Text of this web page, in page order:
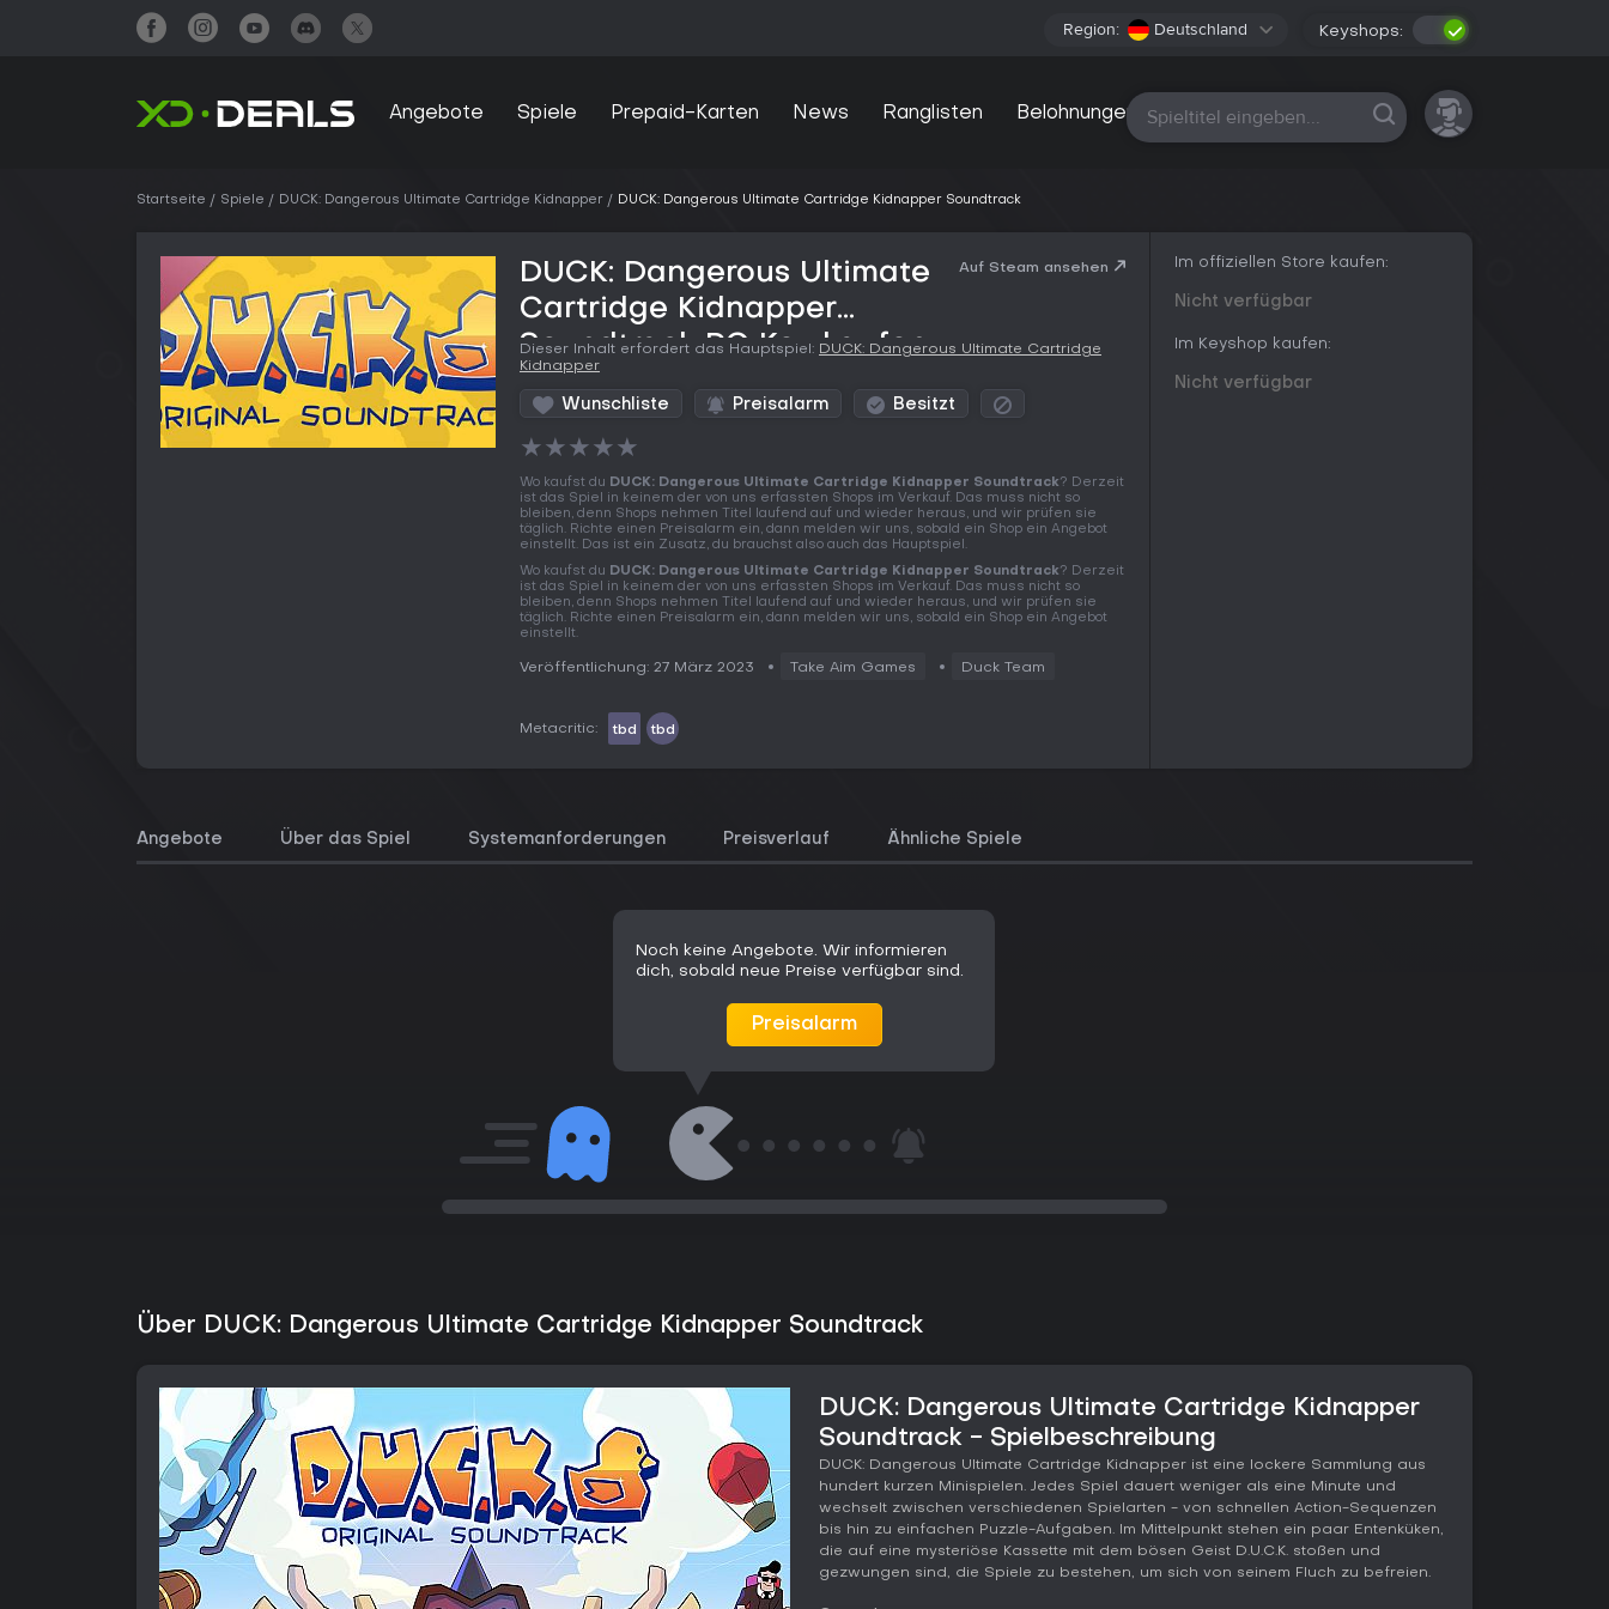
Region: Deutschland Keyshops:
Angebote Spiele Prepaid-Karten News Ranglisten Belohnungen Alle Plattformen
Startseite Spiele DUCK: Dangerous Ultimate Cartridge Kidnapper DUCK: Dangerous Ultimate Cartridge Kidnapper Soundtrack
DUCK: Dangerous Ultimate
Cartridge Kidnapper
Soundtrack PC Key kaufen
Auf Steam ansehen
Dieser Inhalt erfordert das Hauptspiel: DUCK: Dangerous Ultimate Cartridge
Kidnapper
Wunschliste Preisalarm Besitzt
★★★★★
Wo kaufst du DUCK: Dangerous Ultimate Cartridge Kidnapper Soundtrack? Derzeit
ist das Spiel in keinem der von uns erfassten Shops im Verkauf. Das muss nicht so
bleiben, denn Shops nehmen Titel laufend auf und wieder heraus, und wir prüfen sie
täglich. Richte einen Preisalarm ein, dann melden wir uns, sobald ein Shop ein Angebot
einstellt. Das ist ein Zusatz, du brauchst also auch das Hauptspiel.
Wo kaufst du DUCK: Dangerous Ultimate Cartridge Kidnapper Soundtrack? Derzeit
ist das Spiel in keinem der von uns erfassten Shops im Verkauf. Das muss nicht so
bleiben, denn Shops nehmen Titel laufend auf und wieder heraus, und wir prüfen sie
täglich. Richte einen Preisalarm ein, dann melden wir uns, sobald ein Shop ein Angebot
einstellt.
Veröffentlichung: 27 März 2023 Take Aim Games Duck Team
Metacritic: tbd tbd
Im offiziellen Store kaufen:
Nicht verfügbar
Im Keyshop kaufen:
Nicht verfügbar
Angebote Über das Spiel Systemanforderungen Preisverlauf Ähnliche Spiele
Noch keine Angebote. Wir informieren
dich, sobald neue Preise verfügbar sind.
Preisalarm
Über DUCK: Dangerous Ultimate Cartridge Kidnapper Soundtrack
DUCK: Dangerous Ultimate Cartridge Kidnapper
Soundtrack - Spielbeschreibung
DUCK: Dangerous Ultimate Cartridge Kidnapper ist eine lockere Sammlung aus
hundert kurzen Minispielen. Jedes Spiel dauert weniger als eine Minute und
wechselt zwischen verschiedenen Spielarten - von schnellen Action-Sequenzen
bis hin zu einfachen Puzzle-Aufgaben. Im Mittelpunkt stehen ein paar Entenküken,
die auf eine mysteriöse Kassette mit dem bösen Geist D.U.C.K. stoßen und
gezwungen sind, die Spiele zu bestehen, um sich von seinem Fluch zu befreien.